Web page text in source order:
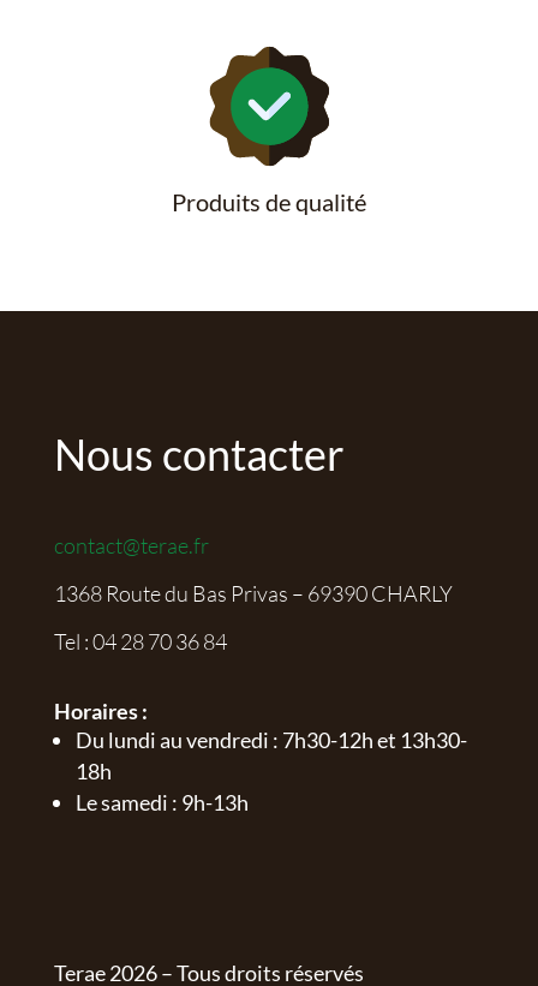
Produits de qualité
Nous contacter
contact@terae.fr
1368 Route du Bas Privas – 69390 CHARLY
Tel :04 28 70 36 84
Horaires :
Du lundi au vendredi : 7h30-12h et 13h30-
18h
Le samedi : 9h-13h
Terae2026– Tous droits réservés